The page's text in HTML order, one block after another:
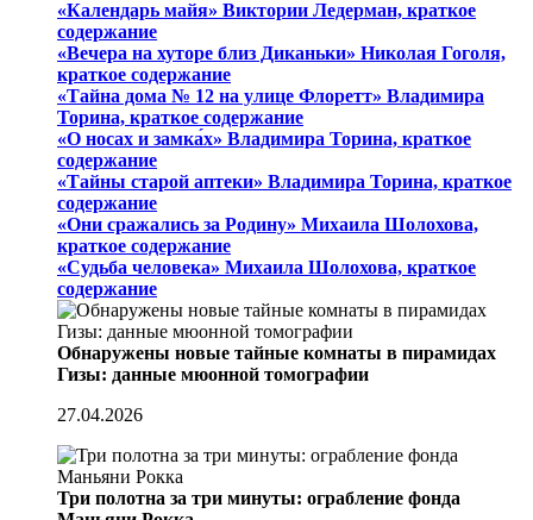
«Календарь майя» Виктории Ледерман, краткое
содержание
«Вечера на хуторе близ Диканьки» Николая Гоголя,
краткое содержание
«Тайна дома № 12 на улице Флоретт» Владимира
Торина, краткое содержание
«О носах и замка́х» Владимира Торина, краткое
содержание
«Тайны старой аптеки» Владимира Торина, краткое
содержание
«Они сражались за Родину» Михаила Шолохова,
краткое содержание
«Судьба человека» Михаила Шолохова, краткое
содержание
Обнаружены новые тайные комнаты в пирамидах
Гизы: данные мюонной томографии
27.04.2026
Три полотна за три минуты: ограбление фонда